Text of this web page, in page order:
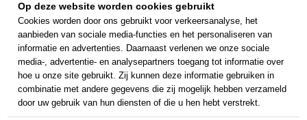
Op deze website worden cookies gebruikt
Cookies worden door ons gebruikt voor verkeersanalyse, het
aanbieden van sociale media-functies en het personaliseren van
informatie en advertenties. Daarnaast verlenen we onze sociale
media-, advertentie- en analysepartners toegang tot informatie over
hoe u onze site gebruikt. Zij kunnen deze informatie gebruiken in
combinatie met andere gegevens die zij mogelijk hebben verzameld
door uw gebruik van hun diensten of die u hen hebt verstrekt.